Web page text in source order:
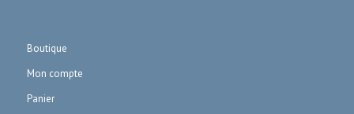
Boutique
Mon compte
Panier